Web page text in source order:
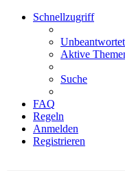
Schnellzugriff
Aktive
Suche
FAQ
Regeln
Anmelden
Registrieren